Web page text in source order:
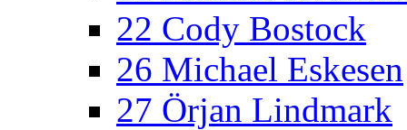
22 Cody Bostock
26 Michael Eskesen
27 Örjan Lindmark